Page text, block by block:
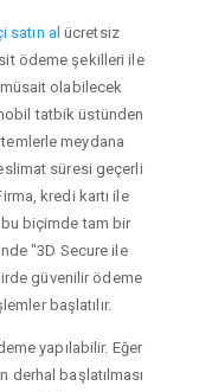
al ücretsiz
ödeme şekilleri ile
müsait olabilecek
tatbik üstünden
meydana
süresi geçerli
kredi kartı ile
bu biçimde tam bir
"3D Secure ile
güvenilir ödeme
başlatılır.
yapılabilir. Eğer
derhal başlatılması